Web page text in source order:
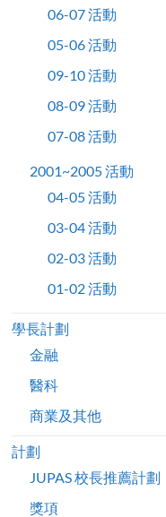
06-07 活動
05-06 活動
09-10 活動
08-09 活動
07-08 活動
2001~2005 活動
04-05 活動
03-04 活動
02-03 活動
01-02 活動
學長計劃
金融
醫科
商業及其他
計劃
JUPAS 校長推薦計劃
獎項